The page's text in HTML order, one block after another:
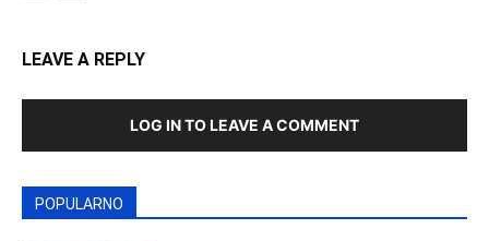
LEAVE A REPLY
LOG IN TO LEAVE A COMMENT
POPULARNO